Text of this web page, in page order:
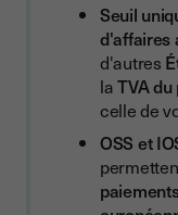
Quelles sont les
marketplaces ?
Vos obligations
Le rôle des
Facturation,
Comment éviter
Seuil
d'affaires
d'autres
laTVA
celle de
OSS et